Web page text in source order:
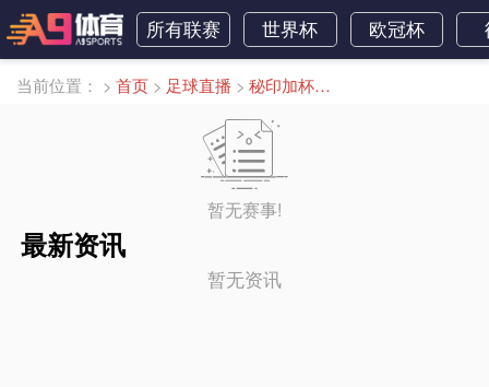
所有联赛 世界杯 欧冠杯
当前位置： > 首页 > 足球直播 > 秘印加杯直播
暂无赛事!
最新资讯
暂无资讯